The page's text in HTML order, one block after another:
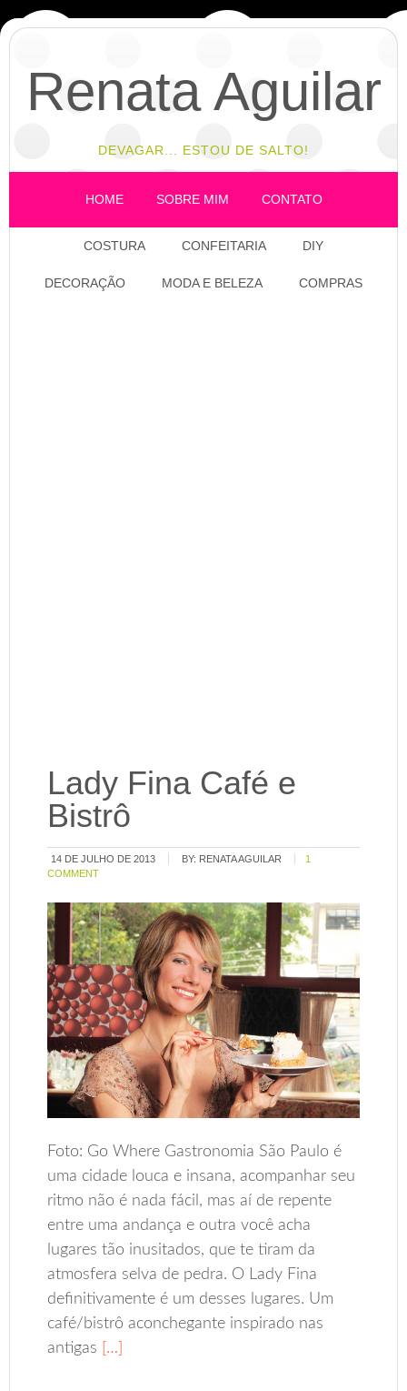
Renata Aguilar
DEVAGAR... ESTOU DE SALTO!
HOME SOBRE MIM CONTATO
COSTURA CONFEITARIA DIY
DECORAÇÃO MODA E BELEZA COMPRAS
Lady Fina Café e
Bistrô
14 DE JULHO DE 2013 BY: RENATA AGUILAR
1
COMMENT
Foto: Go Where Gastronomia São Paulo é
uma cidade louca e insana, acompanhar seu
ritmo não é nada fácil, mas aí de repente
entre uma andança e outra você acha
lugares tão inusitados, que te tiram da
atmosfera selva de pedra. O Lady Fina
definitivamente é um desses lugares. Um
café/bistrô aconchegante inspirado nas
antigas […]